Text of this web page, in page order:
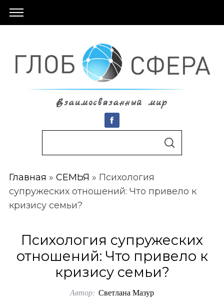
Взаимосвязанный мир
r
c
h
o
:
S
Главная » СЕМЬЯ » Психология
супружеских отношений: Что привело к
кризису семьи?
Психология супружеских
отношений: Что привело к
кризису семьи?
Автор: Светлана Мазур